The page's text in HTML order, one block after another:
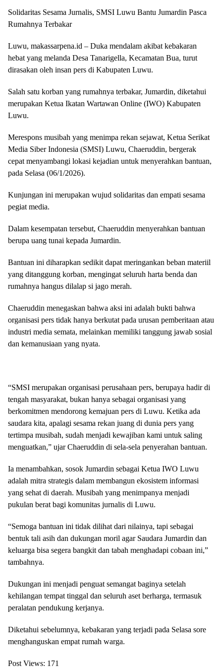
Solidaritas Sesama Jurnalis, SMSI Luwu Bantu Jumardin Pasca
Rumahnya Terbakar
Luwu, makassarpena.id – Duka mendalam akibat kebakaran
hebat yang melanda Desa Tanarigella, Kecamatan Bua, turut
dirasakan oleh insan pers di Kabupaten Luwu.
Salah satu korban yang rumahnya terbakar, Jumardin, diketahui
merupakan Ketua Ikatan Wartawan Online (IWO) Kabupaten
Luwu.
Merespons musibah yang menimpa rekan sejawat, Ketua Serikat
Media Siber Indonesia (SMSI) Luwu, Chaeruddin, bergerak
cepat menyambangi lokasi kejadian untuk menyerahkan bantuan,
pada Selasa (06/1/2026).
Kunjungan ini merupakan wujud solidaritas dan empati sesama
pegiat media.
Dalam kesempatan tersebut, Chaeruddin menyerahkan bantuan
berupa uang tunai kepada Jumardin.
Bantuan ini diharapkan sedikit dapat meringankan beban materiil
yang ditanggung korban, mengingat seluruh harta benda dan
rumahnya hangus dilalap si jago merah.
Chaeruddin menegaskan bahwa aksi ini adalah bukti bahwa
organisasi pers tidak hanya berkutat pada urusan pemberitaan atau
industri media semata, melainkan memiliki tanggung jawab sosial
dan kemanusiaan yang nyata.
“SMSI merupakan organisasi perusahaan pers, berupaya hadir di
tengah masyarakat, bukan hanya sebagai organisasi yang
berkomitmen mendorong kemajuan pers di Luwu. Ketika ada
saudara kita, apalagi sesama rekan juang di dunia pers yang
tertimpa musibah, sudah menjadi kewajiban kami untuk saling
menguatkan,” ujar Chaeruddin di sela-sela penyerahan bantuan.
Ia menambahkan, sosok Jumardin sebagai Ketua IWO Luwu
adalah mitra strategis dalam membangun ekosistem informasi
yang sehat di daerah. Musibah yang menimpanya menjadi
pukulan berat bagi komunitas jurnalis di Luwu.
“Semoga bantuan ini tidak dilihat dari nilainya, tapi sebagai
bentuk tali asih dan dukungan moril agar Saudara Jumardin dan
keluarga bisa segera bangkit dan tabah menghadapi cobaan ini,”
tambahnya.
Dukungan ini menjadi penguat semangat baginya setelah
kehilangan tempat tinggal dan seluruh aset berharga, termasuk
peralatan pendukung kerjanya.
Diketahui sebelumnya, kebakaran yang terjadi pada Selasa sore
menghanguskan empat rumah warga.
Post Views: 171